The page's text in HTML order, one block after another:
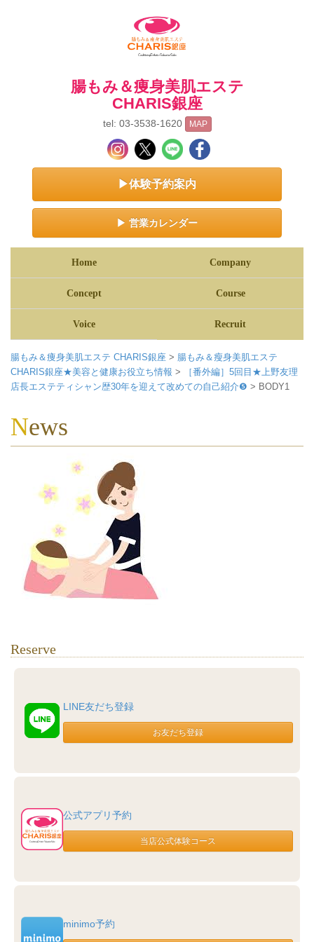
腸もみ＆痩身美肌エステ
CHARIS銀座
tel: 03-3538-1620 MAP
▶体験予約案内
▶ 営業カレンダー
Home Company
Concept Course
Voice Recruit
腸もみ＆痩身美肌エステ CHARIS銀座 > 腸もみ＆瘦身美肌エステ
CHARIS銀座★美容と健康お役立ち情報 >
［番外編］5回目★上野友理
店長エステティシャン歴30年を迎えて改めての自己紹介❺ > BODY1
News
Reserve
LINE友だち登録
公式アプリ予約
minimo予約